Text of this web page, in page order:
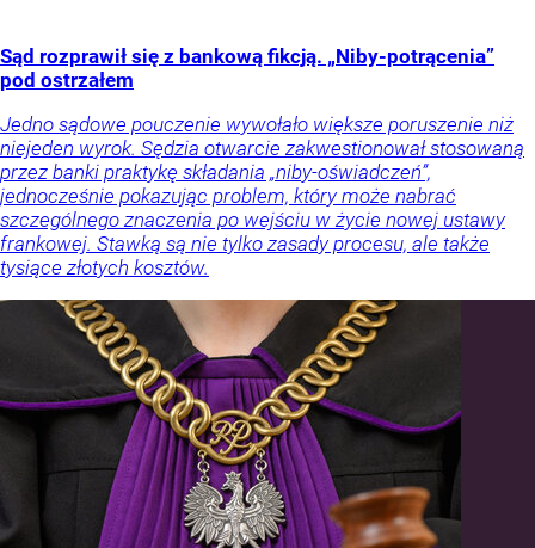
Sąd rozprawił się z bankową fikcją. „Niby-potrącenia”
pod ostrzałem
Jedno sądowe pouczenie wywołało większe poruszenie niż
niejeden wyrok. Sędzia otwarcie zakwestionował stosowaną
przez banki praktykę składania „niby-oświadczeń”,
jednocześnie pokazując problem, który może nabrać
szczególnego znaczenia po wejściu w życie nowej ustawy
frankowej. Stawką są nie tylko zasady procesu, ale także
tysiące złotych kosztów.